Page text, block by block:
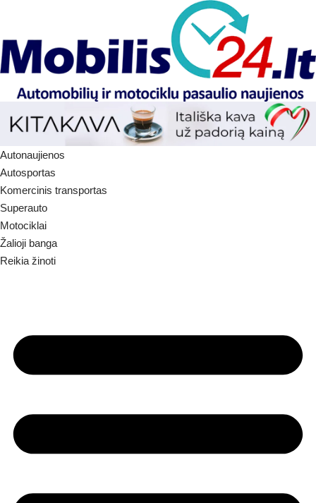
Autonaujienos
Autosportas
Komercinis transportas
Superauto
Motociklai
Žalioji banga
Reikia žinoti